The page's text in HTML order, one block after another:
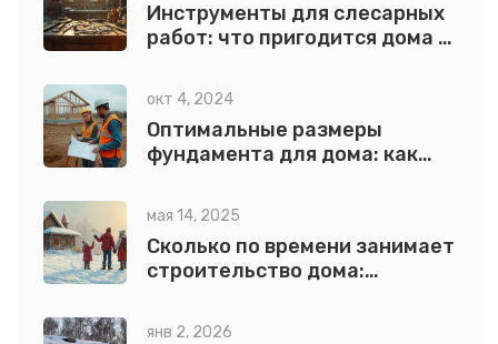
Инструменты для слесарных
работ: что пригодится дома и
окт 4, 2024
Оптимальные размеры
фундамента для дома: как
мая 14, 2025
Сколько по времени занимает
строительство дома:
янв 2, 2026